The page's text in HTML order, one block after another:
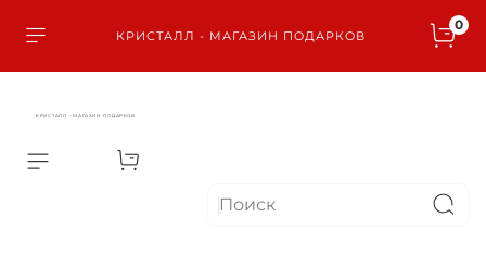
КРИСТАЛЛ - МАГАЗИН ПОДАРКОВ
0
КРИСТАЛЛ - МАГАЗИН ПОДАРКОВ